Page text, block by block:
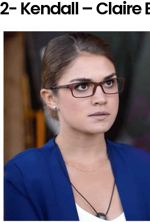
2- Kendall – Claire